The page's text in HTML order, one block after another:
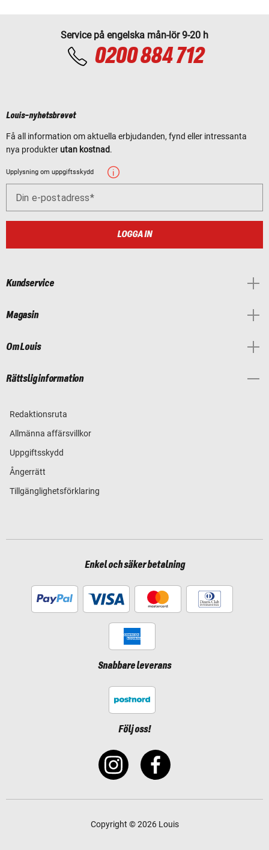
Service på engelska mån-lör 9-20 h
0200 884 712
Louis-nyhetsbrevet
Få all information om aktuella erbjudanden, fynd eller intressanta
nya produkter utan kostnad.
Upplysning om uppgiftsskydd
Din e-postadress
LOGGA IN
Kundservice
Magasin
Om Louis
Rättslig information
Redaktionsruta
Allmänna affärsvillkor
Uppgiftsskydd
Ångerrätt
Tillgänglighetsförklaring
Enkel och säker betalning
Snabbare leverans
Följ oss!
Copyright © 2026 Louis